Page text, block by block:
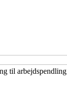
til arbejdspendling